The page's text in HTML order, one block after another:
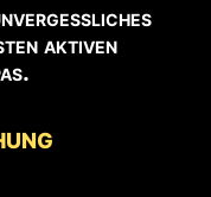
aktiven